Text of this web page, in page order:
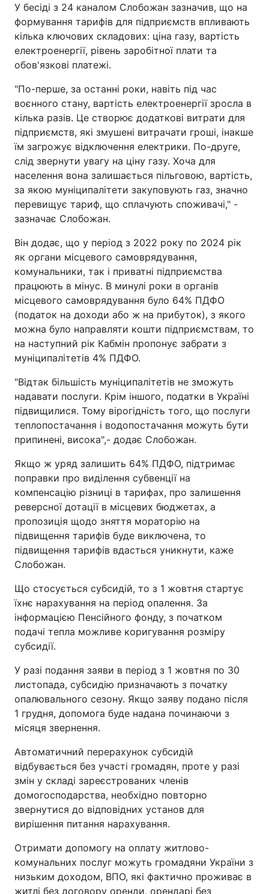
У бесіді з 24 каналом Слобожан зазначив, що на
формування тарифів для підприємств впливають
кілька ключових складових: ціна газу, вартість
електроенергії, рівень заробітної плати та
обов'язкові платежі.
"По-перше, за останні роки, навіть під час
воєнного стану, вартість електроенергії зросла в
кілька разів. Це створює додаткові витрати для
підприємств, які змушені витрачати гроші, інакше
їм загрожує відключення електрики. По-друге,
слід звернути увагу на ціну газу. Хоча для
населення вона залишається пільговою, вартість,
за якою муніципалітети закуповують газ, значно
перевищує тариф, що сплачують споживачі," -
зазначає Слобожан.
Він додає, що у період з 2022 року по 2024 рік
як органи місцевого самоврядування,
комунальники, так і приватні підприємства
працюють в мінус. В минулі роки в органів
місцевого самоврядування було 64% ПДФО
(податок на доходи або ж на прибуток), з якого
можна було направляти кошти підприємствам, то
на наступний рік Кабмін пропонує забрати з
муніципалітетів 4% ПДФО.
"Відтак більшість муніципалітетів не зможуть
надавати послуги. Крім іншого, податки в Україні
підвищилися. Тому вірогідність того, що послуги
теплопостачання і водопостачання можуть бути
припинені, висока",- додає Слобожан.
Якщо ж уряд залишить 64% ПДФО, підтримає
поправки про виділення субвенції на
компенсацію різниці в тарифах, про залишення
реверсної дотації в місцевих бюджетах, а
пропозиція щодо зняття мораторію на
підвищення тарифів буде виключена, то
підвищення тарифів вдасться уникнути, каже
Слобожан.
Що стосується субсидій, то з 1 жовтня стартує
їхнє нарахування на період опалення. За
інформацією Пенсійного фонду, з початком
подачі тепла можливе коригування розміру
субсидії.
У разі подання заяви в період з 1 жовтня по 30
листопада, субсидію призначають з початку
опалювального сезону. Якщо заяву подано після
1 грудня, допомога буде надана починаючи з
місяця звернення.
Автоматичний перерахунок субсидій
відбувається без участі громадян, проте у разі
змін у складі зареєстрованих членів
домогосподарства, необхідно повторно
звернутися до відповідних установ для
вирішення питання нарахування.
Отримати допомогу на оплату житлово-
комунальних послуг можуть громадяни України з
низьким доходом, ВПО, які фактично проживає в
житлі без договору оренди, орендарі без